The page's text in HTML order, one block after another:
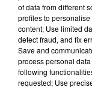
of data from different
profiles to
content; Use limited
detect fraud, and fix
Save and
process personal
following
requested; Use